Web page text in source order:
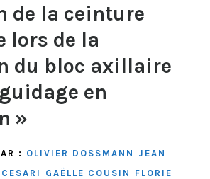
de la ceinture
lors de la
du bloc axillaire
en
»
: OLIVIER DOSSMANN
JEAN
GAËLLE COUSIN
FLORIE